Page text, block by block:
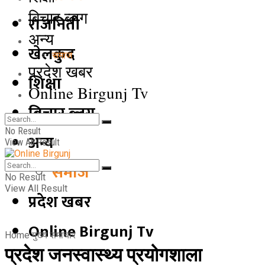
राजनिती
खेलकुद
शिक्षा
बिचार ब्लग
अन्य
समाज
प्रदेश खबर
Online Birgunj Tv
बिचार ब्लग
अन्य
समाज
प्रदेश खबर
Online Birgunj Tv
No Result
View All Result
No Result
View All Result
Home मुख्य समाचार
प्रदेश जनस्वास्थ्य प्रयोगशाला